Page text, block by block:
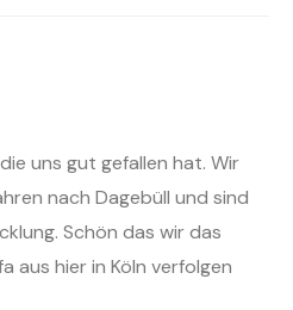
uns gut gefallen hat. Wir
nach Dagebüll und sind
Schön das wir das
aus hier in Köln verfolgen